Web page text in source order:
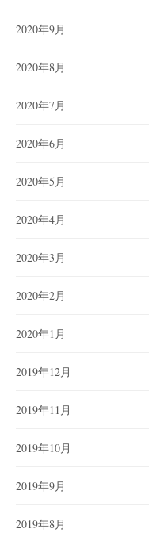
2020年9月
2020年8月
2020年7月
2020年6月
2020年5月
2020年4月
2020年3月
2020年2月
2020年1月
2019年12月
2019年11月
2019年10月
2019年9月
2019年8月